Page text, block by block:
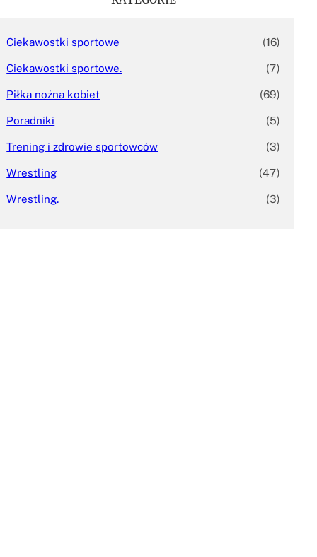
Ciekawostki sportowe (16)
Ciekawostki sportowe. (7)
Piłka nożna kobiet (69)
Poradniki (5)
Trening i zdrowie sportowców (3)
Wrestling (47)
Wrestling. (3)